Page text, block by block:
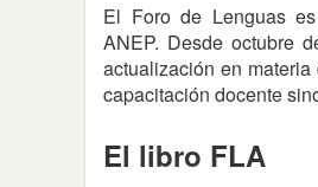
El Foro de Lenguas
ANEP. Desde octubre
actualización en
capacitación docente
El libro FLA